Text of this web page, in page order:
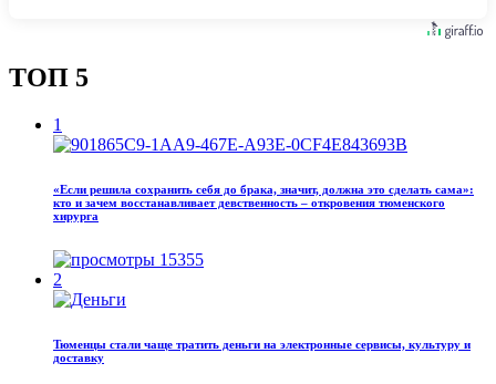
ТОП 5
1
«Если решила сохранить себя до брака, значит, должна это сделать сама»:
кто и зачем восстанавливает девственность – откровения тюменского
хирурга
15355
2
Тюменцы стали чаще тратить деньги на электронные сервисы, культуру и
доставку